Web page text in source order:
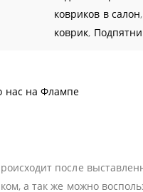
ковриков в салон,
коврик,
нас на Флампе
после
а так же можно